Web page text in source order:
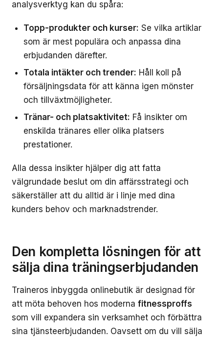
analysverktyg kan du spåra:
Topp-produkter och kurser: Se vilka artiklar
som är mest populära och anpassa dina
erbjudanden därefter.
Totala intäkter och trender: Håll koll på
försäljningsdata för att känna igen mönster
och tillväxtmöjligheter.
Tränar- och platsaktivitet: Få insikter om
enskilda tränares eller olika platsers
prestationer.
Alla dessa insikter hjälper dig att fatta
välgrundade beslut om din affärsstrategi och
säkerställer att du alltid är i linje med dina
kunders behov och marknadstrender.
Den kompletta lösningen för att
sälja dina träningserbjudanden
Traineros inbyggda onlinebutik är designad för
att möta behoven hos moderna fitnessproffs
som vill expandera sin verksamhet och förbättra
sina tjänsteerbjudanden. Oavsett om du vill sälja